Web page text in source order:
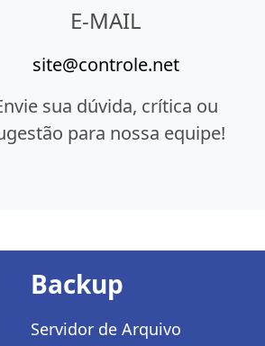
E-MAIL
site@controle.net
sua dúvida, crítica ou
para nossa equipe!
Backup
Servidor de Arquivo